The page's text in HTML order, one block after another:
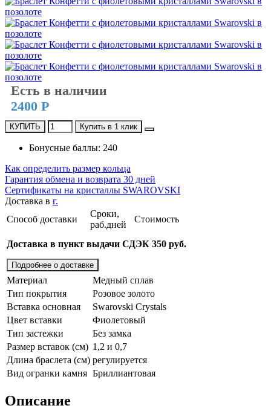
Есть в наличии
2400 Р
КУПИТЬ Купить в 1 клик
Бонусные баллы: 240
Как определить размер кольца
Гарантия обмена и возврата 30 дней
Сертификаты на кристаллы SWAROVSKI
Доставка в г.
Способ доставки
Сроки,
раб.дней
Стоимость
Доставка в пункт выдачи СДЭК 350 руб.
Подробнее о доставке
Материал
Медный сплав
Тип покрытия
Розовое золото
Вставка основная
Swarovski Crystals
Цвет вставки
Фиолетовый
Тип застежки
Без замка
Размер вставок (см) 1,2 и 0,7
Длина браслета (см) регулируется
Вид огранки камня Бриллиантовая
Описание